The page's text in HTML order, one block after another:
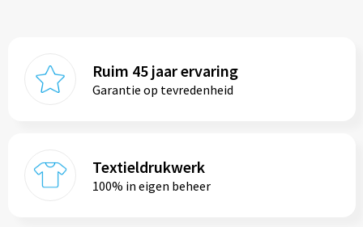
Ruim 45 jaar ervaring
Garantie op tevredenheid
Textieldrukwerk
100% in eigen beheer